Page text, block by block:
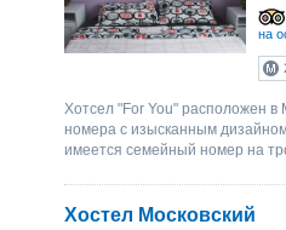
на
Хотсел "For You" расположен в
номера с изысканным
имеется семейный номер на
Хостел Московский